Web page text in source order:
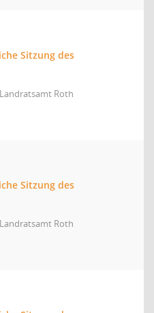
Sitzung des
Roth
Sitzung des
Roth